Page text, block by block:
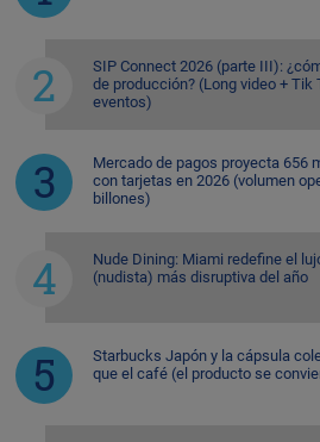
SIP Connect 2026 (parte III):
de producción? (Long video + Tik
eventos)
Mercado de pagos proyecta 656
con tarjetas en 2026 (volumen
billones)
Nude Dining: Miami redefine el
(nudista) más disruptiva del año
Starbucks Japón y la cápsula
que el café (el producto se